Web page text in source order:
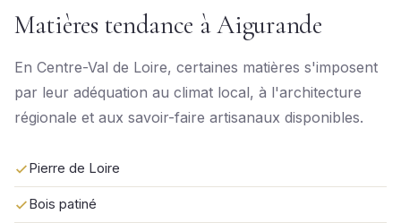
Matières tendance à Aigurande
En Centre-Val de Loire, certaines matières s'imposent
par leur adéquation au climat local, à l'architecture
régionale et aux savoir-faire artisanaux disponibles.
Pierre de Loire
Bois patiné